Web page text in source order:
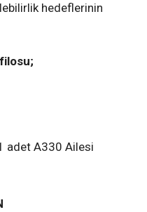
hedeflerinin
adet A330 Ailesi